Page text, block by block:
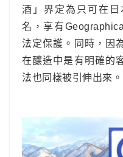
酒 」界定為只可在
名，享有
法定保護。
同時，因
在釀造中是有明確的
法也同樣被引伸出來。